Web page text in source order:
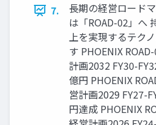
7.
長期の経営ロード
は「ROAD-02」へ
上を実現するテク
す PHOENIX
計画2032 FY30-
億円 PHOENIX
営計画2029 FY27-
円達成 PHOENIX